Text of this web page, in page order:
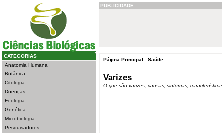
CATEGORIAS
Anatomia Humana
Botânica
Citologia
Doenças
Ecologia
Genética
Microbiologia
Pesquisadores
PUBLICIDADE
Página Principal : Saúde
Varizes
O que são varizes, causas, sintomas,